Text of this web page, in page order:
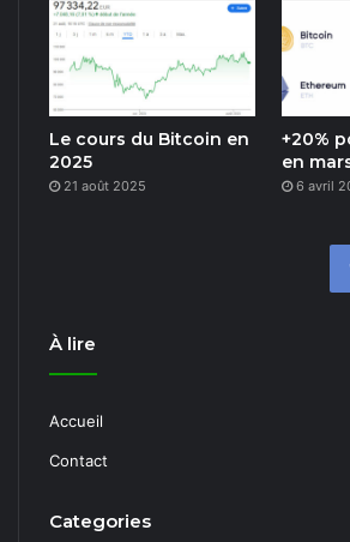
Le cours du Bitcoin en
2025
21 août 2025
+20%
en
6 avril
À lire
Accueil
Contact
Categories